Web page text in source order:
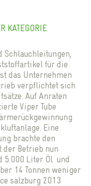
KATEGORIE
Schlauchleitungen,
für die
das Unternehmen
verpflichtet sich
Auf Anraten
Viper Tube
Eine
brachte den
der Betrieb nun
5.000 Liter Öl und
14 Tonnen weniger
salzburg 2013